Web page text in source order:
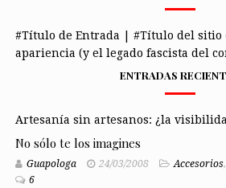
#Título de Entrada | #Título del sitio
apariencia (y el legado fascista del
ENTRADAS
Artesanía sin artesanos: ¿la
No sólo te los imagines
Guapologa 24/03/2008 Accesorios,
6